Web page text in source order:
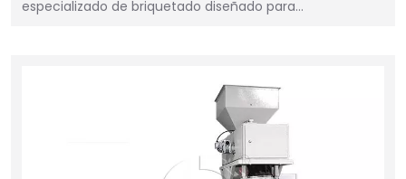
especializado de briquetado diseñado para…